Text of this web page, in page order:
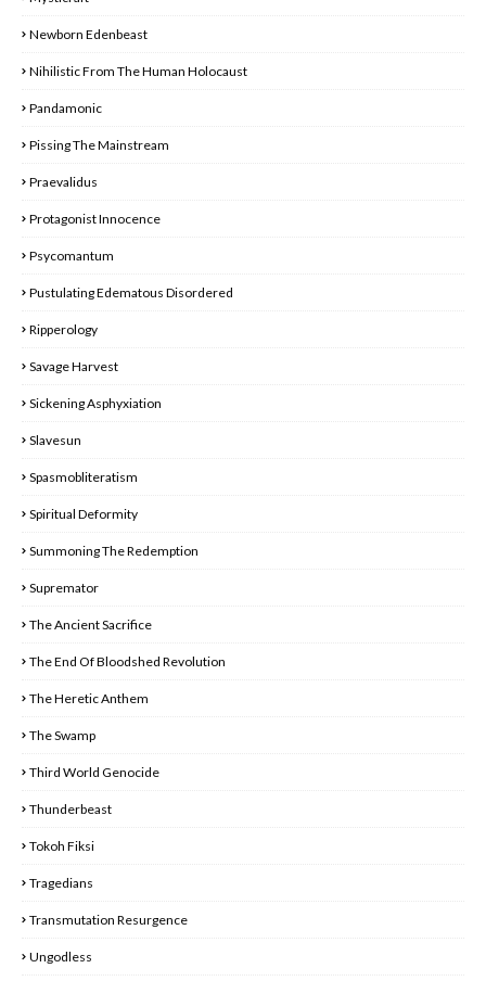
Newborn Edenbeast
Nihilistic From The Human Holocaust
Pandamonic
Pissing The Mainstream
Praevalidus
Protagonist Innocence
Psycomantum
Pustulating Edematous Disordered
Ripperology
Savage Harvest
Sickening Asphyxiation
Slavesun
Spasmobliteratism
Spiritual Deformity
Summoning The Redemption
Supremator
The Ancient Sacrifice
The End Of Bloodshed Revolution
The Heretic Anthem
The Swamp
Third World Genocide
Thunderbeast
Tokoh Fiksi
Tragedians
Transmutation Resurgence
Ungodless